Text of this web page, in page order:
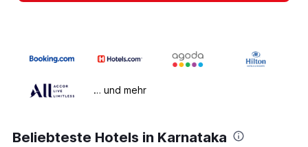
… und mehr
Beliebteste Hotels in Karnataka